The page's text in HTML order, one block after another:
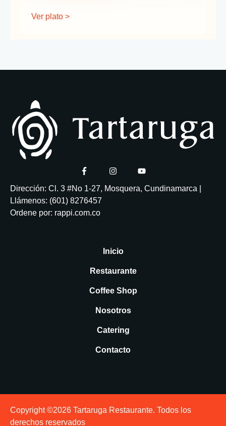
Ver plato >
Dirección: Cl. 3 #No 1-27, Mosquera, Cundinamarca |
Llámenos: (601) 8276457
Ordene por: rappi.com.co
Inicio
Restaurante
Coffee Shop
Nosotros
Catering
Contacto
Copyright ©2026 Tartaruga Restaurante. Todos los
derechos reservados